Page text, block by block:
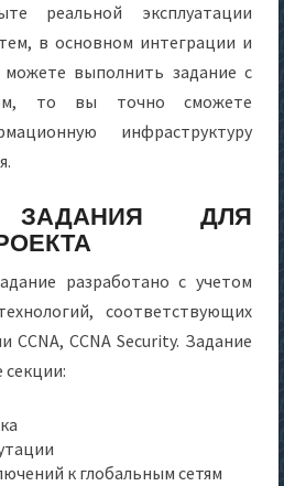
реальной эксплуатации
в основном интеграции и
можете выполнить задание с
то вы точно сможете
инфраструктуру
ЗАДАНИЯ ДЛЯ
разработано с учетом
соответствующих
CCNA, CCNA Security. Задание
к глобальным сетям